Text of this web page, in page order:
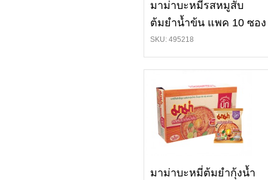
มาม่าบะหมี่รสหมูสับ
ต้มยำน้ำข้น แพค 10 ซอง
SKU: 495218
มาม่าบะหมี่ต้มยำกุ้งน้ำ